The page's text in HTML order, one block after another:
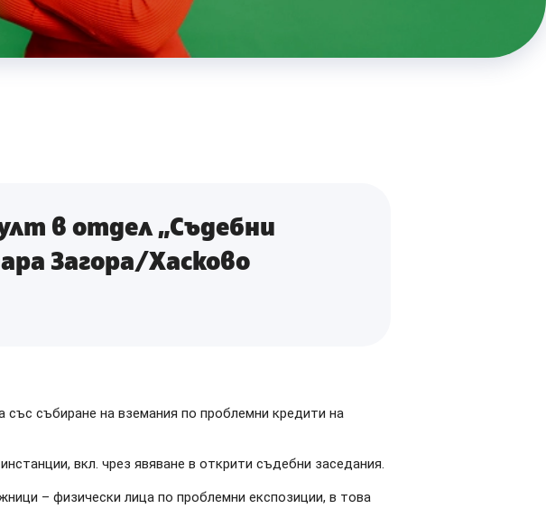
в отдел „Съдебни
Загора/Хасково
събиране на вземания по проблемни кредити на
вкл. чрез явяване в открити съдебни заседания.
– физически лица по проблемни експозиции, в това